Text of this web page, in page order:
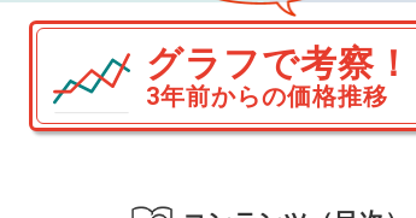
グラフで考察！
3年前からの価格推移